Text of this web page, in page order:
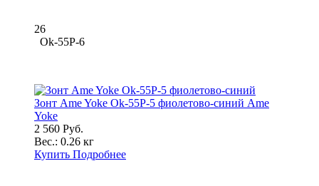
26
Ok-55P-6
Зонт Ame Yoke Ok-55P-5 фиолетово-синий Ame
Yoke
2 560 Руб.
Вес.: 0.26 кг
Купить Подробнее